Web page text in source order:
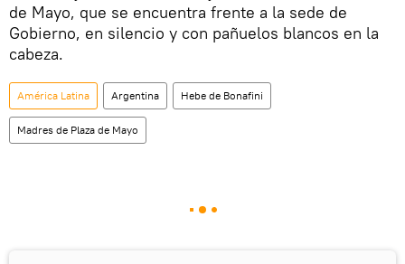
de Mayo, que se encuentra frente a la sede de
Gobierno, en silencio y con pañuelos blancos en la
cabeza.
América Latina Argentina Hebe de Bonafini
Madres de Plaza de Mayo